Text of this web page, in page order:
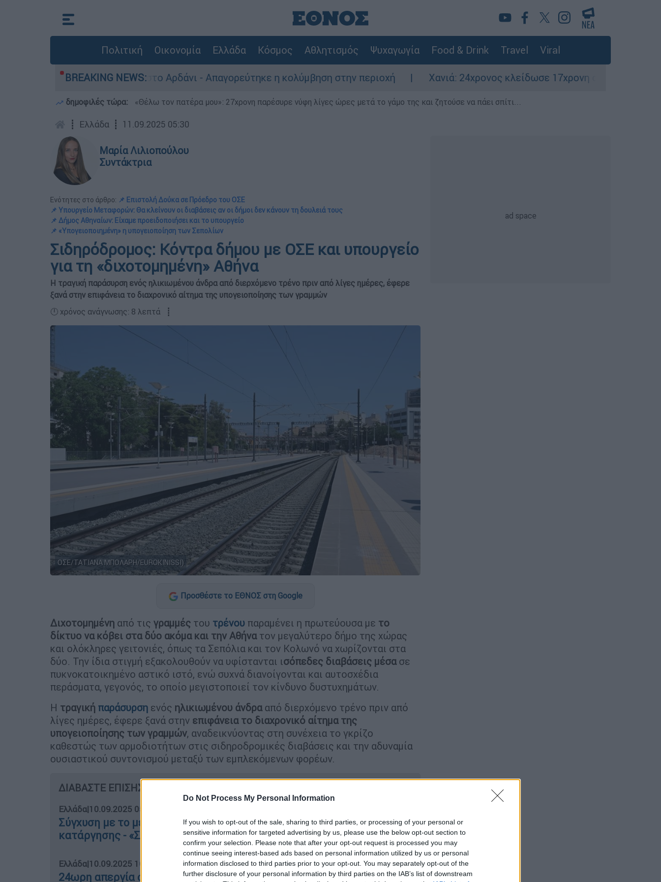
Do Not Process My Personal Information
If you wish to opt-out of the sale, sharing to third parties, or processing of your personal or
sensitive information for targeted advertising by us, please use the below opt-out section to
confirm your selection. Please note that after your opt-out request is processed you may
continue seeing interest-based ads based on personal information utilized by us or personal
information disclosed to third parties prior to your opt-out. You may separately opt-out of the
further disclosure of your personal information by third parties on the IAB’s list of downstream
Πολιτική Οικονομία Ελλάδα Κόσμος Αθλητισμός Ψυχαγωγία Food & Drink Travel Viral
BREAKING NEWS:
πυρομαχικά στο Αρδάνι - Απαγορεύτηκε η κολύμβηση στην περιοχή Χανιά: 24χρονος κλείδωσε 17χρονη στο σπίτι του – Την έσωσαν οι
δημοφιλές τώρα: «Θέλω τον πατέρα μου»: 27χρονη παρέσυρε νύφη λίγες ώρες μετά το γάμο της και ζητούσε να πάει σπίτι...
┋ Ελλάδα ┋ 11.09.2025 05:30
Μαρία Λιλιοπούλου
Συντάκτρια
Ενότητες στο άρθρο: 📌 Επιστολή Δούκα σε Πρόεδρο του ΟΣΕ
📌 Υπουργείο Μεταφορών: Θα κλείνουν οι διαβάσεις αν οι δήμοι δεν κάνουν τη δουλειά τους
📌 Δήμος Αθηναίων: Είχαμε προειδοποιήσει και το υπουργείο
📌 «Υπογειοποιημένη» η υπογειοποίηση των Σεπολίων
Σιδηρόδρομος: Κόντρα δήμου με ΟΣΕ και υπουργείο
για τη «διχοτομημένη» Αθήνα
Η τραγική παράσυρση ενός ηλικιωμένου άνδρα από διερχόμενο τρένο πριν από λίγες ημέρες, έφερε
ξανά στην επιφάνεια το διαχρονικό αίτημα της υπογειοποίησης των γραμμών
🕛 χρόνος ανάγνωσης: 8 λεπτά ┋
ΟΣΕ/ΤΑΤΙΑΝΑ ΜΠΟΛΑΡΗ/EUROKINISSI)
Προσθέστε το ΕΘΝΟΣ στη Google
Διχοτομημένη από τις γραμμές του τρένου παραμένει η πρωτεύουσα με το
δίκτυο να κόβει στα δύο ακόμα και την Αθήνατον μεγαλύτερο δήμο της χώρας
και ολόκληρες γειτονιές, όπως τα Σεπόλια και τον Κολωνό να χωρίζονται στα
δύο. Την ίδια στιγμή εξακολουθούν να υφίστανται ισόπεδες διαβάσεις μέσασε
πυκνοκατοικημένο αστικό ιστό, ενώ συχνά διανοίγονται και αυτοσχέδια
περάσματα, γεγονός, το οποίο μεγιστοποιεί τον κίνδυνο δυστυχημάτων.
Η τραγική παράσυρση ενός ηλικιωμένου άνδρααπό διερχόμενο τρένο πριν από
λίγες ημέρες, έφερε ξανά στην επιφάνεια το διαχρονικό αίτημα της
υπογειοποίησης των γραμμών, αναδεικνύοντας στη συνέχεια το γκρίζο
καθεστώς των αρμοδιοτήτων στις σιδηροδρομικές διαβάσεις και την αδυναμία
ουσιαστικού συντονισμού μεταξύ των εμπλεκόμενων φορέων.
ΔΙΑΒΑΣΤΕ ΕΠΙΣΗΣ
Ελλάδα|10.09.2025 05:10
Σύγχυση με το μέλλον των τρόλεϊ: Το χρονοδιάγραμμα της
κατάργησης - «Στον αέρα» ο διαγωνισμός του ΟΣΥ
Ελλάδα|10.09.2025 16:38
24ωρη απεργία στα τρένα την Πέμπτη – Αναστολές και